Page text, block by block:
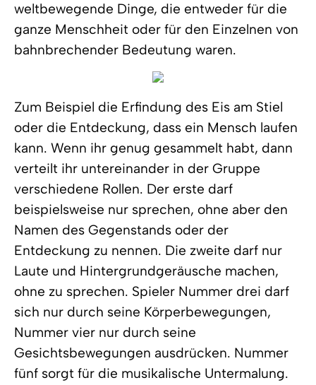
weltbewegende Dinge, die entweder für die
ganze Menschheit oder für den Einzelnen von
bahnbrechender Bedeutung waren.
Zum Beispiel die Erfindung des Eis am Stiel
oder die Entdeckung, dass ein Mensch laufen
kann. Wenn ihr genug gesammelt habt, dann
verteilt ihr untereinander in der Gruppe
verschiedene Rollen. Der erste darf
beispielsweise nur sprechen, ohne aber den
Namen des Gegenstands oder der
Entdeckung zu nennen. Die zweite darf nur
Laute und Hintergrundgeräusche machen,
ohne zu sprechen. Spieler Nummer drei darf
sich nur durch seine Körperbewegungen,
Nummer vier nur durch seine
Gesichtsbewegungen ausdrücken. Nummer
fünf sorgt für die musikalische Untermalung.